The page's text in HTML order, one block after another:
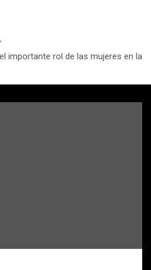
importante rol de las mujeres en la